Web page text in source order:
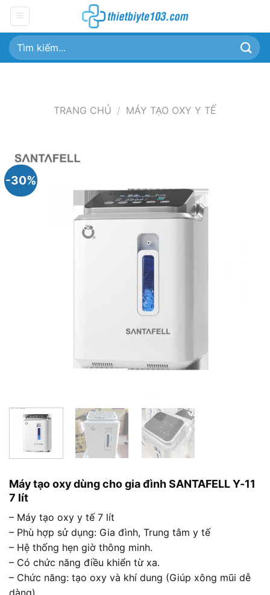
Chuyển
đến
nội
dung
Tìm
kiếm:
TRANG CHỦ / MÁY TẠO OXY Y TẾ
-30%
Máy tạo oxy dùng cho gia đình SANTAFELL Y-11
7 lít
– Máy tạo oxy y tế 7 lít
– Phù hợp sử dụng: Gia đình, Trung tâm y tế
– Hệ thống hẹn giờ thông minh.
– Có chức năng điều khiển từ xa.
– Chức năng: tạo oxy và khí dung (Giúp xông mũi dễ
dàng)